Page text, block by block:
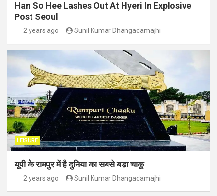
Han So Hee Lashes Out At Hyeri In Explosive
Post Seoul
2 years ago Sunil Kumar Dhangadamajhi
LEISURE
यूपी के रामपुर में है दुनिया का सबसे बड़ा चाकू
2 years ago Sunil Kumar Dhangadamajhi